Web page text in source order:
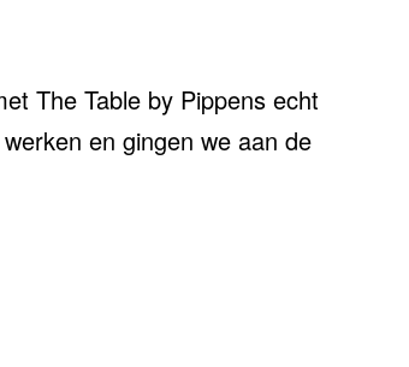
The Table by Pippens echt
en gingen we aan de